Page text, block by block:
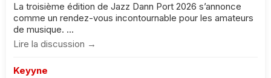
La troisième édition de Jazz Dann Port 2026 s’annonce
comme un rendez-vous incontournable pour les amateurs
de musique. ...
Lire la discussion →
Keyyne